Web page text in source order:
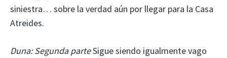
siniestra… sobre la verdad aún por llegar para la Casa
Atreides.
Duna: Segunda parteSigue siendo igualmente vago